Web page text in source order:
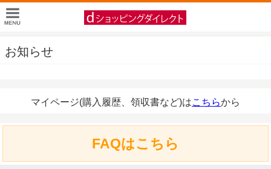
お知らせ
マイページ(購入履歴、領収書など)はこちらから
FAQはこちら